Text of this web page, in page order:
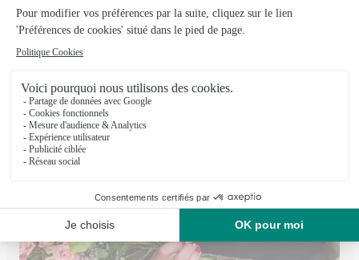
L’or en Fleur
Clermont Ferrand
★★★★★4.7 (18)
10 rue Descartes
Voir la boutique